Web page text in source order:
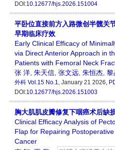
DOI:10.12677/hjs.2026.151004
平卧位直接前方入路微创半髋关
早期临床疗效
Early Clinical Efficacy of
via Direct Anterior Approach in
Patients with Femoral Neck
张 洋, 朱天信, 张文远, 朱恒杰, 黎
外科 Vol.15 No.1, January 21 2026,
DOI:10.12677/hjs.2026.151003
胸大肌肌皮瓣修复下咽癌术后缺
Clinical Efficacy Analysis of
Flap for Repairing
Cancer